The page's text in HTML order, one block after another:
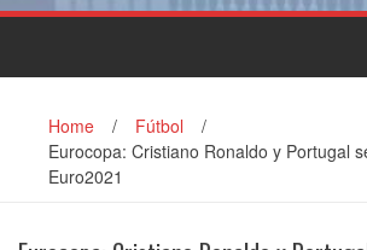
Home / Fútbol
/
Eurocopa: Cristiano Ronaldo y Portugal
Euro2021